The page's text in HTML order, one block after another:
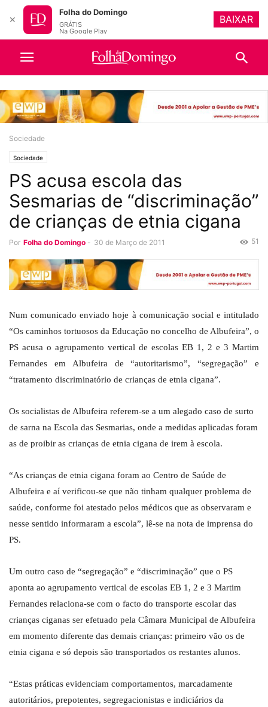
Sociedade
Sociedade
PS acusa escola das
Sesmarias de “discriminação”
de crianças de etnia cigana
Por Folha do Domingo - 30 de Março de 2011 51
Num comunicado enviado hoje à comunicação social e intitulado
“Os caminhos tortuosos da Educação no concelho de Albufeira”, o
PS acusa o agrupamento vertical de escolas EB 1, 2 e 3 Martim
Fernandes em Albufeira de “autoritarismo”, “segregação” e
“tratamento discriminatório de crianças de etnia cigana”.
Os socialistas de Albufeira referem-se a um alegado caso de surto
de sarna na Escola das Sesmarias, onde a medidas aplicadas foram
as de proibir as crianças de etnia cigana de irem à escola.
“As crianças de etnia cigana foram ao Centro de Saúde de
Albufeira e aí verificou-se que não tinham qualquer problema de
saúde, conforme foi atestado pelos médicos que as observaram e
nesse sentido informaram a escola”, lê-se na nota de imprensa do
PS.
Um outro caso de “segregação” e “discriminação” que o PS
aponta ao agrupamento vertical de escolas EB 1, 2 e 3 Martim
Fernandes relaciona-se com o facto do transporte escolar das
crianças ciganas ser efetuado pela Câmara Municipal de Albufeira
em momento diferente das demais crianças: primeiro vão os de
etnia cigana e só depois são transportados os restantes alunos.
“Estas práticas evidenciam comportamentos, marcadamente
autoritários, prepotentes, segregacionistas e indiciários da
✕
Folha do Domingo
GRÁTIS
Na Google Play
BAIXAR